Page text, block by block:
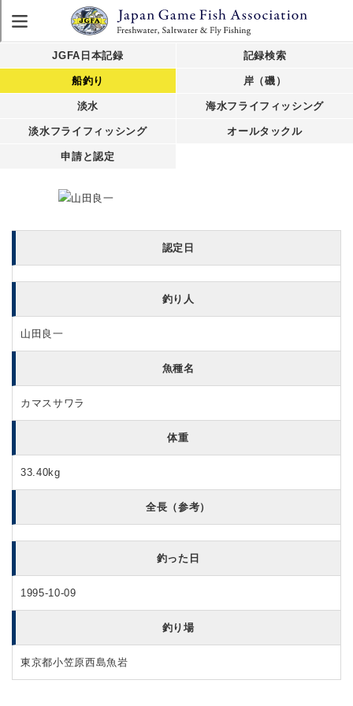
JGFA日本記録 記録検索
船釣り 岸（磯）
淡水 海水フライフィッシング
淡水フライフィッシング オールタックル
申請と認定
認定日
釣り人
山田良一
魚種名
カマスサワラ
体重
33.40kg
全長（参考）
釣った日
1995-10-09
釣り場
東京都小笠原西島魚岩